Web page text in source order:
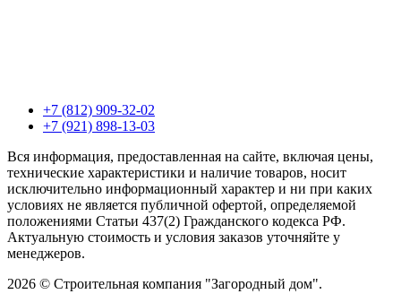
+7 (812) 909-32-02
+7 (921) 898-13-03
Вся информация, предоставленная на сайте, включая цены,
технические характеристики и наличие товаров, носит
исключительно информационный характер и ни при каких
условиях не является публичной офертой, определяемой
положениями Статьи 437(2) Гражданского кодекса РФ.
Актуальную стоимость и условия заказов уточняйте у
менеджеров.
2026 © Строительная компания "Загородный дом".